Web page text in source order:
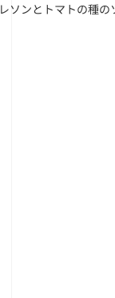
ンとトマトの種の